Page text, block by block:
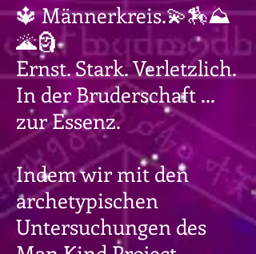
🔱 Männerkreis.💫🏇⛰
🌋🗿
Ernst. Stark. Verletzlich.
In der Bruderschaft ...
zur Essenz.
Indem wir mit den
archetypischen
Untersuchungen des